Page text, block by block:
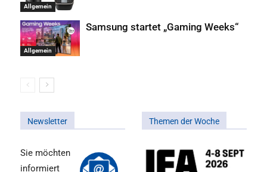
Allgemein
Allgemein
Samsung startet „Gaming Weeks“
Newsletter
Sie möchten
informiert
Themen der Woche